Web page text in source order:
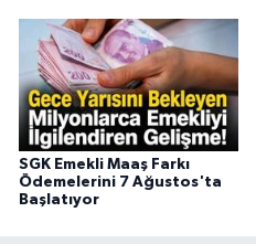
SGK Emekli Maaş Farkı
Ödemelerini 7 Ağustos'ta
Başlatıyor